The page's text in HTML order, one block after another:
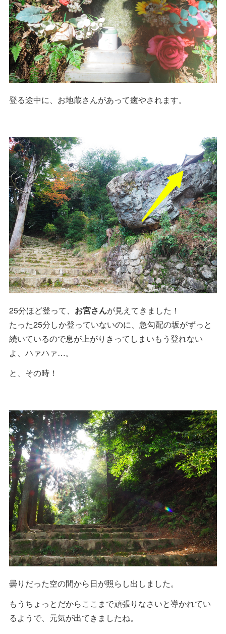
登る途中に、お地蔵さんがあって癒やされます。
25分ほど登って、 お宮さんが見えてきました！
たった25分しか登っていないのに、急勾配の坂がずっと
続いているので息が上がりきってしまいもう登れない
よ、ハァハァ…。
と、その時！
曇りだった空の間から日が照らし出しました。
もうちょっとだからここまで頑張りなさいと導かれてい
るようで、元気が出てきましたね。